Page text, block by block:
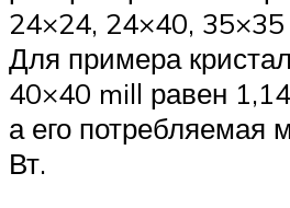
24×24, 24×40,
Для примера
40×40 mill равен
а его потребляемая
Вт.